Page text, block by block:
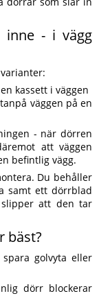
inne - i vägg
kassett i väggen
väggen på en
- när dörren
att väggen
befintlig vägg.
Du behåller
samt ett dörrblad
att den tar
bäst?
golvyta eller
dörr blockerar